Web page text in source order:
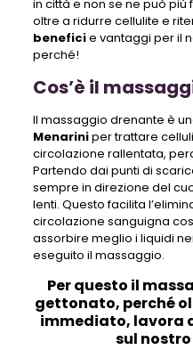
in città e non se ne può
oltre a ridurre cellulite e
beneficie vantaggi per il
perché!
Cos’è il
Il massaggio drenante è
Menariniper trattare
circolazione rallentata,
Partendo dai punti di
sempre in direzione del
lenti. Questo facilita
circolazione sanguigna
assorbire meglio i liquidi
eseguito il massaggio.
Per questo il
gettonato, perché
immediato, lavora
sul